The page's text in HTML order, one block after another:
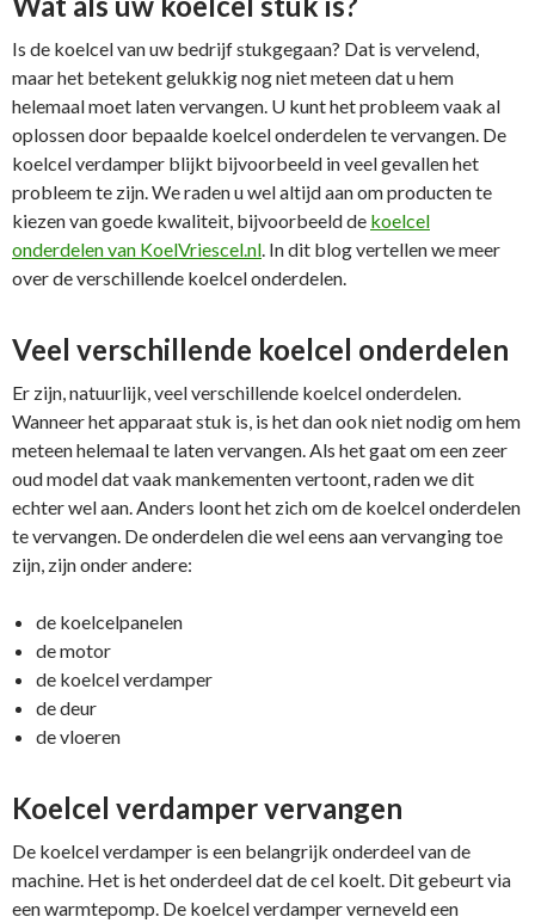
Is de koelcel van uw bedrijf stukgegaan? Dat is vervelend,
maar het betekent gelukkig nog niet meteen dat u hem
helemaal moet laten vervangen. U kunt het probleem vaak al
oplossen door bepaalde koelcel onderdelen te vervangen. De
koelcel verdamper blijkt bijvoorbeeld in veel gevallen het
probleem te zijn. We raden u wel altijd aan om producten te
kiezen van goede kwaliteit, bijvoorbeeld de koelcel
onderdelen van KoelVriescel.nl. In dit blog vertellen we meer
over de verschillende koelcel onderdelen.
Veel verschillende koelcel onderdelen
Er zijn, natuurlijk, veel verschillende koelcel onderdelen.
Wanneer het apparaat stuk is, is het dan ook niet nodig om hem
meteen helemaal te laten vervangen. Als het gaat om een zeer
oud model dat vaak mankementen vertoont, raden we dit
echter wel aan. Anders loont het zich om de koelcel onderdelen
te vervangen. De onderdelen die wel eens aan vervanging toe
zijn, zijn onder andere:
de koelcelpanelen
de motor
de koelcel verdamper
de deur
de vloeren
Koelcel verdamper vervangen
De koelcel verdamper is een belangrijk onderdeel van de
machine. Het is het onderdeel dat de cel koelt. Dit gebeurt via
een warmtepomp. De koelcel verdamper verneveld een